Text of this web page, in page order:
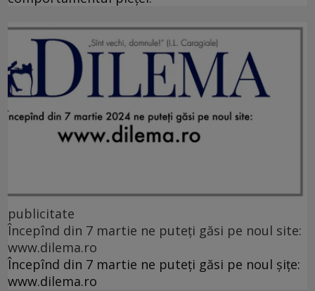
publicitate
Începînd din 7 martie ne puteți găsi pe noul site:
www.dilema.ro
Începînd din 7 martie ne puteți găsi pe noul șițe:
www.dilema.ro